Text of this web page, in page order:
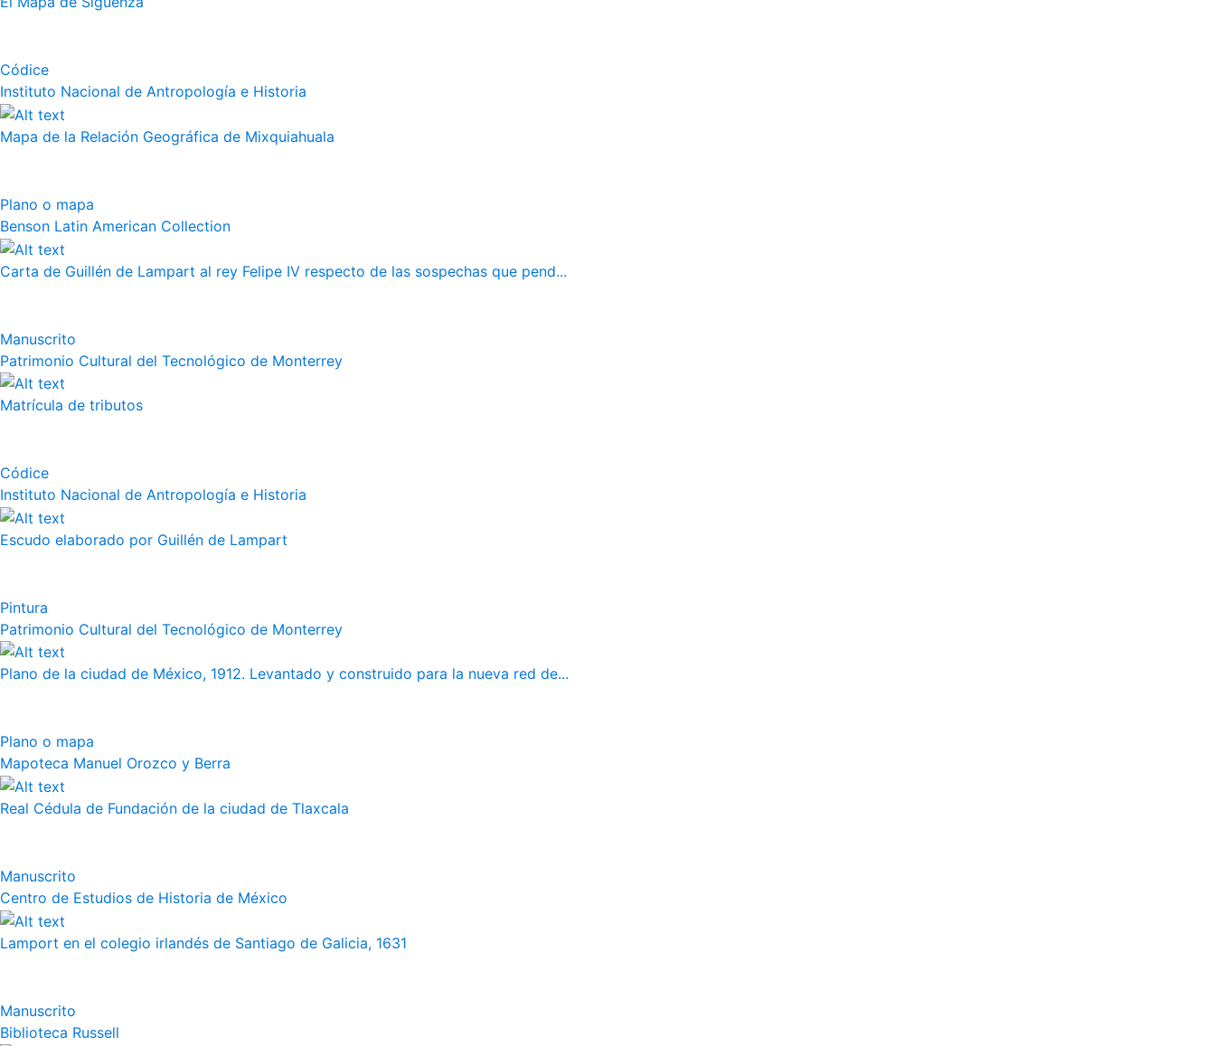
Códice
Instituto Nacional de Antropología e Historia
Mapa de la Relación Geográfica de Mixquiahuala
Plano o mapa
Benson Latin American Collection
Carta de Guillén de Lampart al rey Felipe IV respecto de las sospechas que pend...
Manuscrito
Patrimonio Cultural del Tecnológico de Monterrey
Matrícula de tributos
Códice
Instituto Nacional de Antropología e Historia
Escudo elaborado por Guillén de Lampart
Pintura
Patrimonio Cultural del Tecnológico de Monterrey
Plano de la ciudad de México, 1912. Levantado y construido para la nueva red de...
Plano o mapa
Mapoteca Manuel Orozco y Berra
Real Cédula de Fundación de la ciudad de Tlaxcala
Manuscrito
Centro de Estudios de Historia de México
Lamport en el colegio irlandés de Santiago de Galicia, 1631
Manuscrito
Biblioteca Russell